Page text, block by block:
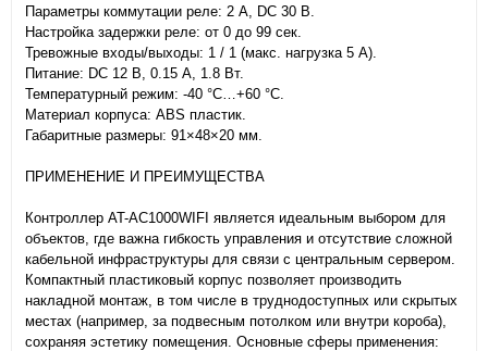
Параметры коммутации реле: 2 A, DC 30 В.
Настройка задержки реле: от 0 до 99 сек.
Тревожные входы/выходы: 1 / 1 (макс. нагрузка 5 А).
Питание: DC 12 В, 0.15 A, 1.8 Вт.
Температурный режим: -40 °C…+60 °C.
Материал корпуса: ABS пластик.
Габаритные размеры: 91×48×20 мм.
ПРИМЕНЕНИЕ И ПРЕИМУЩЕСТВА
Контроллер AT-AC1000WIFI является идеальным выбором для
объектов, где важна гибкость управления и отсутствие сложной
кабельной инфраструктуры для связи с центральным сервером.
Компактный пластиковый корпус позволяет производить
накладной монтаж, в том числе в труднодоступных или скрытых
местах (например, за подвесным потолком или внутри короба),
сохраняя эстетику помещения. Основные сферы применения: